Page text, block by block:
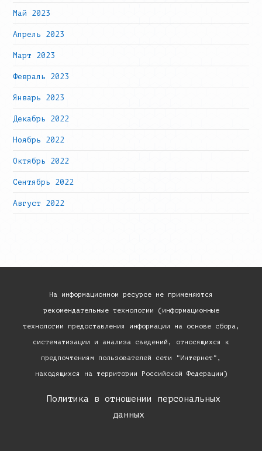
Май 2023
Апрель 2023
Март 2023
Февраль 2023
Январь 2023
Декабрь 2022
Ноябрь 2022
Октябрь 2022
Сентябрь 2022
Август 2022
На информационном ресурсе не применяются
рекомендательные технологии (информационные
технологии предоставления информации на основе сбора,
систематизации и анализа сведений, относящихся к
предпочтениям пользователей сети "Интернет",
находящихся на территории Российской Федерации)
Политика в отношении персональных
данных